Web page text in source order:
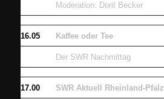
Moderation: Dorit Becker
16.05 Kaffee oder Tee
Der SWR Nachmittag
17.00 SWR Aktuell Rheinland-Pfalz